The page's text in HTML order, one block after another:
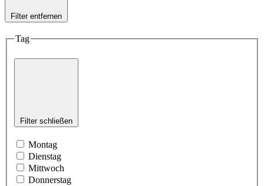
Filter entfernen
Tag
Filter schließen
Montag
Dienstag
Mittwoch
Donnerstag